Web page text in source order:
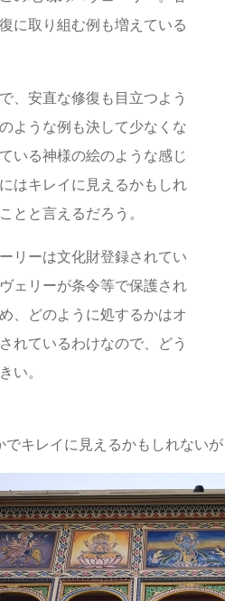
に取り組む例も増えている
、安直な修復も目立つよう
ような例も決して少なくな
いる神様の絵のような感じ
はキレイに見えるかもしれ
とと言えるだろう。
リーは文化財登録されてい
ェリーが条令等で保護され
、どのように処するかはオ
れているわけなので、どう
い。
でキレイに見えるかもしれない